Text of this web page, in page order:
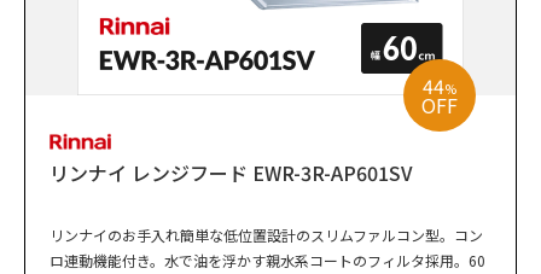
44%
OFF
リンナイ レンジフード EWR-3R-AP601SV
リンナイのお手入れ簡単な低位置設計のスリムファルコン型。コン
ロ連動機能付き。水で油を浮かす親水系コートのフィルタ採用。60